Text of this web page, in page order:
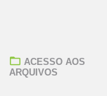
ACESSO AOS
ARQUIVOS